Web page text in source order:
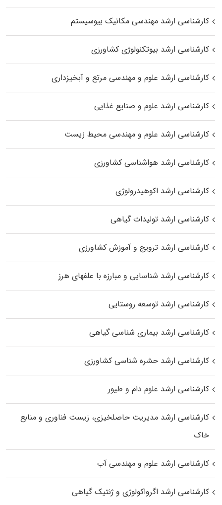
کارشناسی ارشد مهندسی مکانیک بیوسیستم
کارشناسی ارشد بیوتکنولوژی کشاورزی
کارشناسی ارشد علوم و مهندسی مرتع و آبخیزداری
کارشناسی ارشد علوم و صنایع غذایی
کارشناسی ارشد علوم و مهندسی محیط زیست
کارشناسی ارشد هواشناسی کشاورزی
کارشناسی ارشد اکوهیدرولوژی
کارشناسی ارشد تولیدات گیاهی
کارشناسی ارشد ترویج و آموزش کشاورزی
کارشناسی ارشد شناسایی و مبارزه با علفهای هرز
کارشناسی ارشد توسعه روستایی
کارشناسی ارشد بیماری‌ شناسی گیاهی
کارشناسی ارشد حشره‌ شناسی کشاورزی
کارشناسی ارشد علوم دام و طیور
کارشناسی ارشد مدیریت حاصلخیزی، زیست فناوری و منابع
خاک
کارشناسی ارشد علوم و مهندسی آب
کارشناسی ارشد اگرواکولوژی و ژنتیک گیاهی